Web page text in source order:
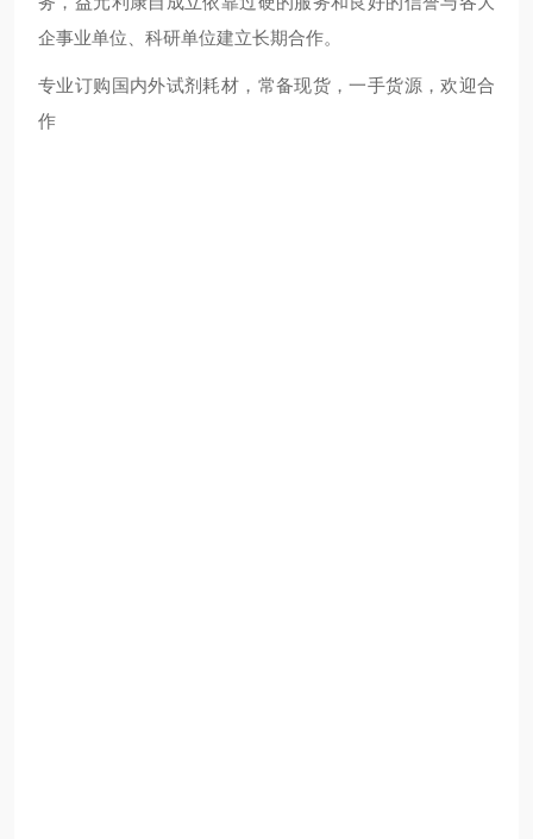
企事业单位、科研单位建立长期合作。
专业订购国内外试剂耗材，常备现货，一手货源，欢迎合
作